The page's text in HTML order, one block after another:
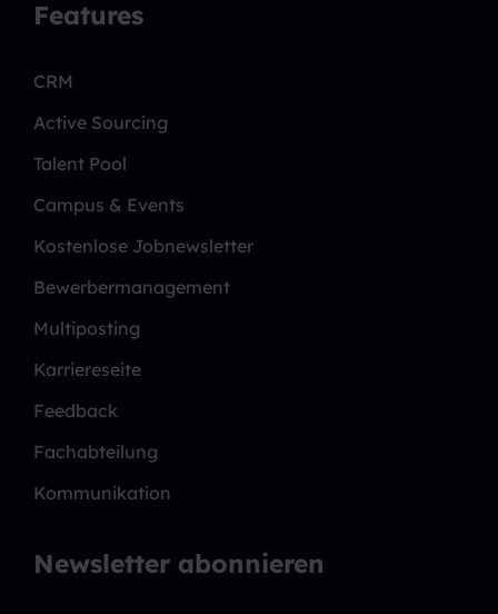
Features
CRM
Active Sourcing
Talent Pool
Campus & Events
Kostenlose Jobnewsletter
Bewerbermanagement
Multiposting
Karriereseite
Feedback
Fachabteilung
Kommunikation
Newsletter abonnieren